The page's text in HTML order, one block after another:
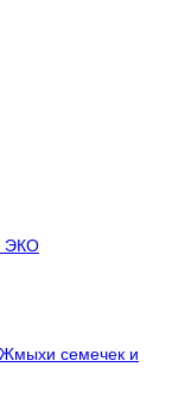
ЭКО
Жмыхи семечек и